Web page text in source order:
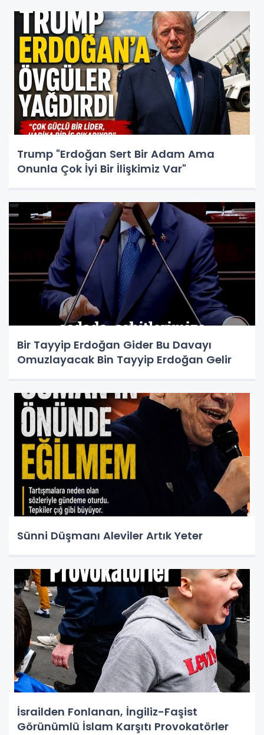
Trump "Erdoğan Sert Bir Adam Ama
Onunla Çok İyi Bir İlişkimiz Var"
Bir Tayyip Erdoğan Gider Bu Davayı
Omuzlayacak Bin Tayyip Erdoğan Gelir
Sünni Düşmanı Aleviler Artık Yeter
İsrailden Fonlanan, İngiliz-Faşist
Görünümlü İslam Karşıtı Provokatörler